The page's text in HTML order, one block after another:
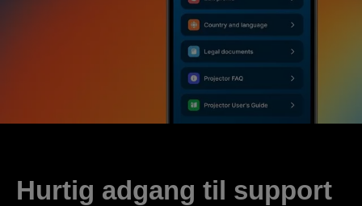
Hurtig adgang til support